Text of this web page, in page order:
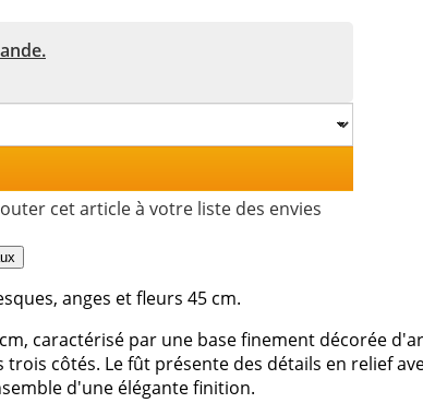
cet article à votre liste des envies
anges et fleurs 45 cm.
caractérisé par une base finement décorée
côtés. Le fût présente des détails en relief
d'une élégante finition.